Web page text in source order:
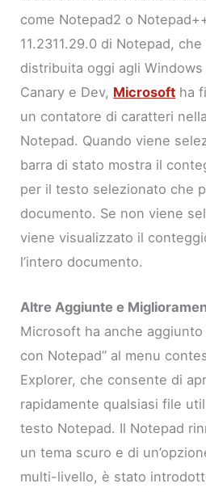
come Notepad2 o
11.2311.29.0 di Notepad,
distribuita oggi agli
Canary e Dev, Microsoft ha
un contatore di caratteri
Notepad. Quando viene
barra di stato mostra il
per il testo selezionato che
documento. Se non viene
viene visualizzato il
l’intero documento.
Altre Aggiunte e
Microsoft ha anche aggiunto
con Notepad” al menu
Explorer, che consente di
rapidamente qualsiasi file
testo Notepad. Il Notepad
un tema scuro e di
multi-livello, è stato